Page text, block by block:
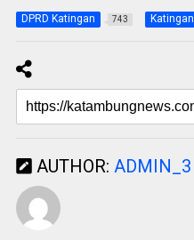
DPRD Katingan 743 Katingan
AUTHOR: ADMIN_3